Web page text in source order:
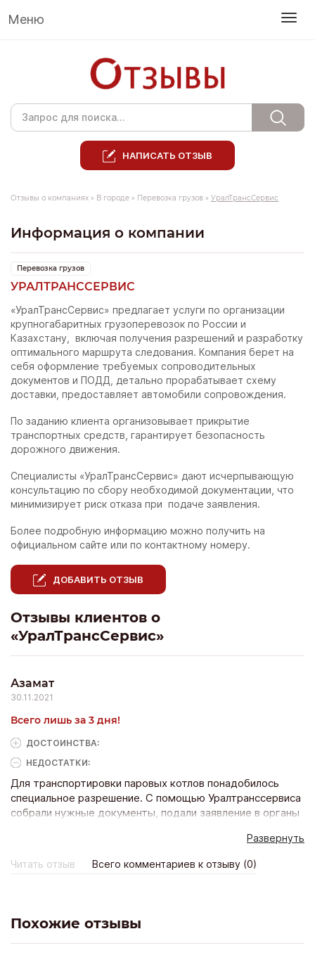
Меню
НАПИСАТЬ ОТЗЫВ
Отзывы о компаниях » В городе » Перевозка грузов » УралТрансСервис
Информация о компании
Перевозка грузов
УРАЛТРАНССЕРВИС
«УралТрансСервис» предлагает услуги по организации
крупногабаритных грузоперевозок по России и
Казахстану, включая получения разрешений и разработку
оптимального маршрута следования. Компания берет на
себя оформление требуемых сопроводительных
документов и ПОДД, детально прорабатывает схему
доставки, предоставляет автомобили сопровождения.
По заданию клиента организовывает прикрытие
транспортных средств, гарантирует безопасность
дорожного движения.
Специалисты «УралТрансСервис» дают исчерпывающую
консультацию по сбору необходимой документации, что
минимизирует риск отказа при подаче заявления.
Более подробную информацию можно получить на
официальном сайте или по контактному номеру.
ДОБАВИТЬ ОТЗЫВ
Отзывы клиентов о
«УралТрансСервис»
Азамат
30.11.2021
Всего лишь за 3 дня!
ДОСТОИНCТВА:
НЕДОСТАТКИ:
Для транспортировки паровых котлов понадобилось
специальное разрешение. С помощью Уралтранссервиса
собрали нужные документы, подали заявление в органы
Без них думаю точно потратили бы куда больше времени
и не успели бы перевезти груз к назначенному сроку.
Обязательно обратимся сюда еще если будет нужно.
Развернуть
Читать отзыв Всего комментариев к отзыву (0)
Похожие отзывы